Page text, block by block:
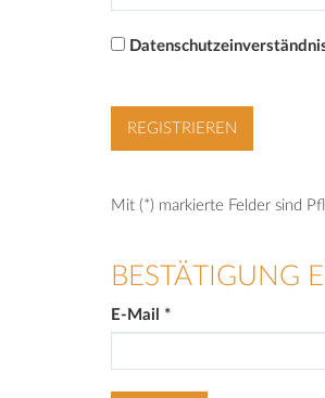
Mit (*) markierte Felder sind
BESTÄTIGUNG
E-Mail *